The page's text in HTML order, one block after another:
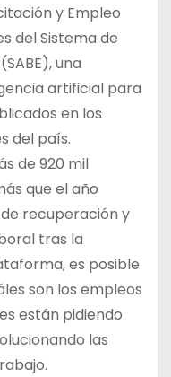
y Empleo
del Sistema de
una
artificial para
en los
del país.
de 920 mil
que el año
recuperación y
tras la
es posible
son los empleos
están pidiendo
las